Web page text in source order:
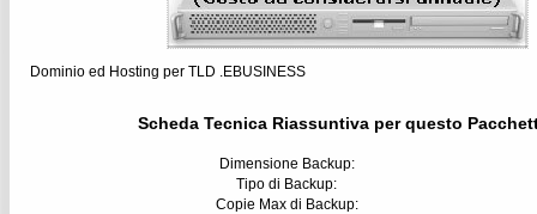
Dominio ed Hosting per TLD .EBUSINESS
Scheda Tecnica Riassuntiva per questo
Dimensione Backup:
Tipo di Backup:
Copie Max di Backup: